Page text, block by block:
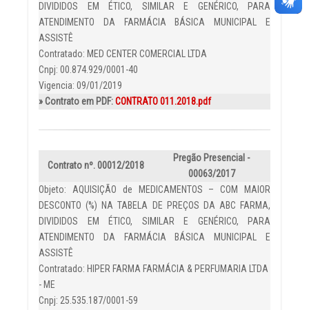
DIVIDIDOS EM ÉTICO, SIMILAR E GENÉRICO, PARA
ATENDIMENTO DA FARMÁCIA BÁSICA MUNICIPAL E
ASSISTÊ
Contratado: MED CENTER COMERCIAL LTDA
Cnpj: 00.874.929/0001-40
Vigencia: 09/01/2019
» Contrato em PDF:CONTRATO 011.2018.pdf
Contrato nº. 00012/2018
Pregão Presencial -
00063/2017
Objeto: AQUISIÇÃO de MEDICAMENTOS – COM MAIOR
DESCONTO (%) NA TABELA DE PREÇOS DA ABC FARMA,
DIVIDIDOS EM ÉTICO, SIMILAR E GENÉRICO, PARA
ATENDIMENTO DA FARMÁCIA BÁSICA MUNICIPAL E
ASSISTÊ
Contratado: HIPER FARMA FARMÁCIA & PERFUMARIA LTDA
- ME
Cnpj: 25.535.187/0001-59